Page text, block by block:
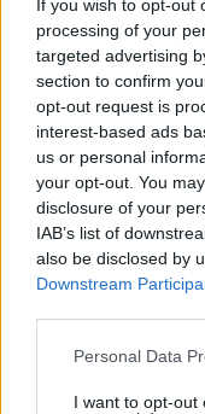
If you wish to opt-out
processing of your
targeted advertising
section to confirm
opt-out request is
interest-based ads
us or personal
your opt-out. You
disclosure of your
IAB’s list of
also be disclosed by
Downstream
Personal Data
I want to opt-out
dominique-salloum-
Copier
Partager
Pastel -
(piano) &
(pastels) -
Web et les